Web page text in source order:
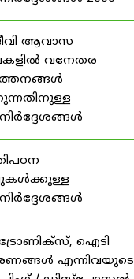
ആവാസ
വനേതര
ഐടി
എന്നിവയുടെ